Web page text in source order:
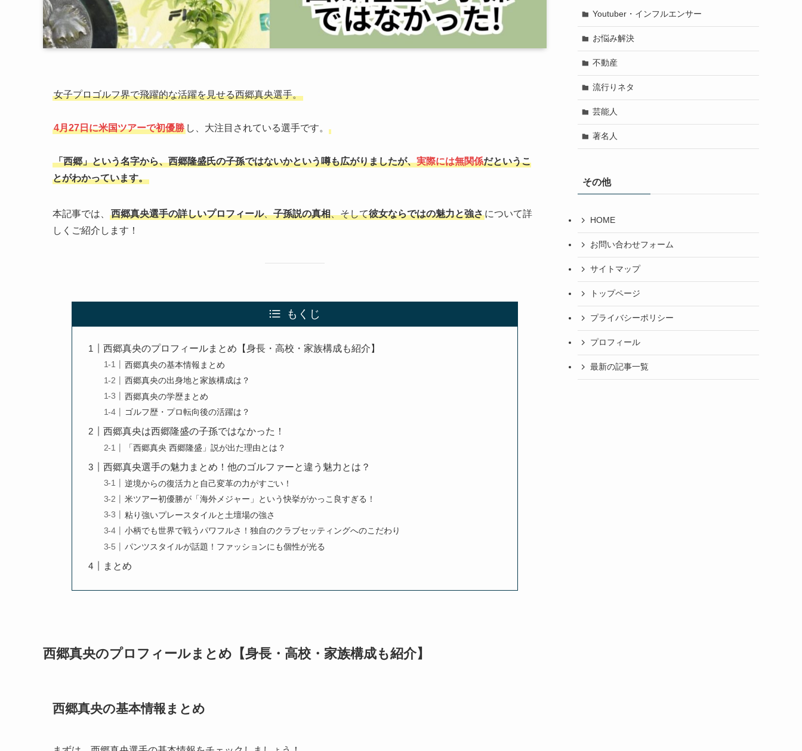
女子プロゴルフ界で飛躍的な活躍を見せる西郷真央選手。
4月27日に米国ツアーで初優勝 し、大注目されている選手です。
「西郷」という名字から、西郷隆盛氏の子孫ではないかという噂も広がりましたが、実際には無関係だというこ
とがわかっています。
本記事では、 西郷真央選手の詳しいプロフィール、子孫説の真相、そして彼女ならではの魅力と強さについて詳
しくご紹介します！
もくじ
西郷真央のプロフィールまとめ【身長・高校・家族構成も紹介】
西郷真央の基本情報まとめ
西郷真央の出身地と家族構成は？
西郷真央の学歴まとめ
ゴルフ歴・プロ転向後の活躍は？
西郷真央は西郷隆盛の子孫ではなかった！
「西郷真央 西郷隆盛」説が出た理由とは？
西郷真央選手の魅力まとめ！他のゴルファーと違う魅力とは？
逆境からの復活力と自己変革の力がすごい！
米ツアー初優勝が「海外メジャー」という快挙がかっこ良すぎる！
粘り強いプレースタイルと土壇場の強さ
小柄でも世界で戦うパワフルさ！独自のクラブセッティングへのこだわり
パンツスタイルが話題！ファッションにも個性が光る
まとめ
西郷真央のプロフィールまとめ【身長・高校・家族構成も紹介】
西郷真央の基本情報まとめ
Youtuber・インフルエンサー
お悩み解決
不動産
流行りネタ
芸能人
著名人
その他
HOME
お問い合わせフォーム
サイトマップ
トップページ
プライバシーポリシー
プロフィール
最新の記事一覧